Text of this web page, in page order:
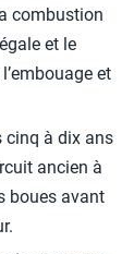
combustion
et le
et
cinq à dix ans
ancien à
boues avant